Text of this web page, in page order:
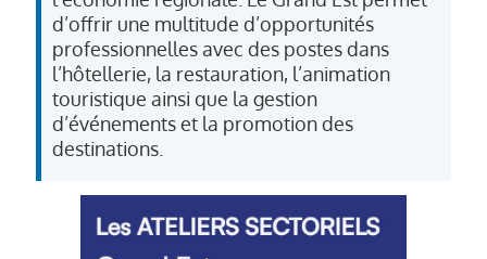
d’offrir une multitude d’opportunités
professionnelles avec des postes dans
l’hôtellerie, la restauration, l’animation
touristique ainsi que la gestion
d’événements et la promotion des
destinations.